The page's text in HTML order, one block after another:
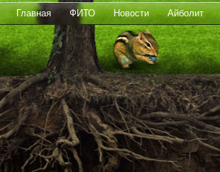
Главная ФИТО Новости Айболит